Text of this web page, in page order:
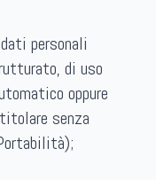
personali
di uso
oppure
senza